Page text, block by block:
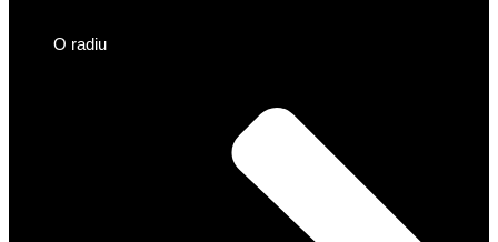
O radiu